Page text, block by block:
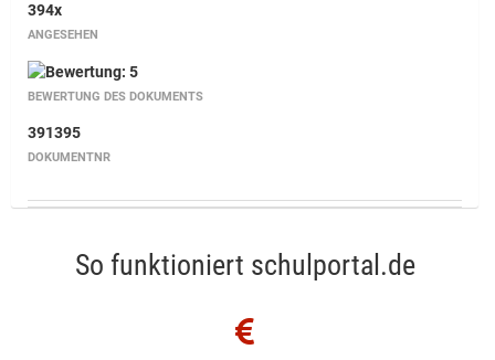
394x
ANGESEHEN
BEWERTUNG DES DOKUMENTS
391395
DOKUMENTNR
So funktioniert schulportal.de